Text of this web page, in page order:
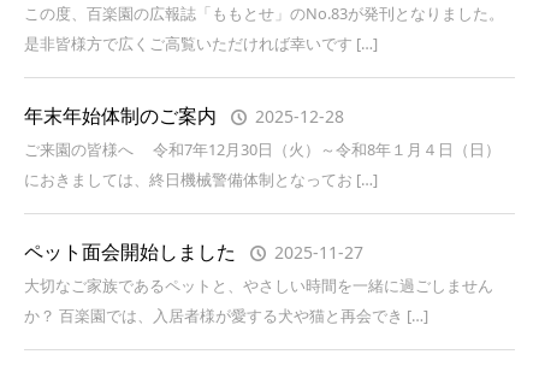
この度、百楽園の広報誌「ももとせ」のNo.83が発刊となりました。
是非皆様方で広くご高覧いただければ幸いです […]
年末年始体制のご案内 2025-12-28
ご来園の皆様へ 令和7年12月30日（火）～令和8年１月４日（日）
におきましては、終日機械警備体制となってお […]
ペット面会開始しました 2025-11-27
大切なご家族であるペットと、やさしい時間を一緒に過ごしません
か？ 百楽園では、入居者様が愛する犬や猫と再会でき […]